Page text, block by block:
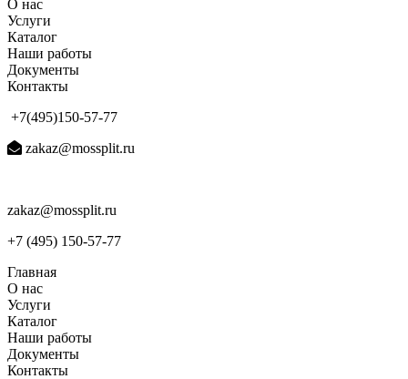
О нас
Услуги
Каталог
Наши работы
Документы
Контакты
+7(495)150-57-77
zakaz@mossplit.ru
zakaz@mossplit.ru
+7 (495) 150-57-77
Главная
О нас
Услуги
Каталог
Наши работы
Документы
Контакты